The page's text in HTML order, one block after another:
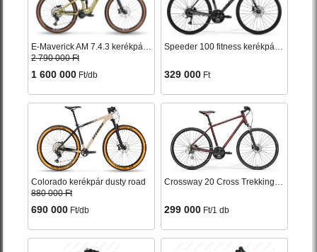
E-Maverick AM 7.4.3 kerékpár férfi zöld 2025
2 790 000 Ft
1 600 000 Ft/db
Speeder 100 fitness kerékpár ezüst 2024
329 000 Ft
Colorado kerékpár dusty road
880 000 Ft
690 000 Ft/db
Crossway 20 Cross Trekking kerékpár matt bordó
299 000 Ft/1 db